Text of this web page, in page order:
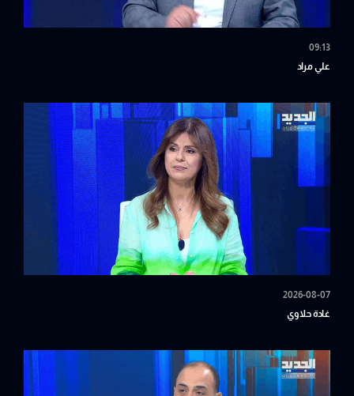
09:13
علي مراد
2026-08-07
غادة حلاوي